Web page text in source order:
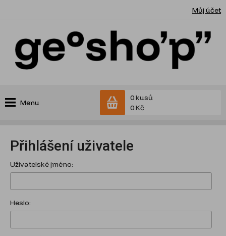
Můj účet
Menu
0 kusů
0 Kč
Přihlášení uživatele
Uživatelské jméno:
Heslo: